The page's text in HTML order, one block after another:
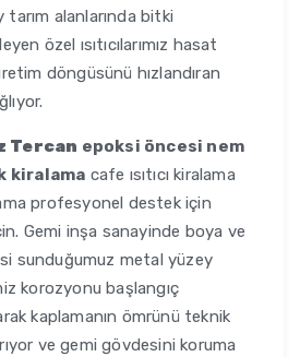
alanlarında bitki
özel ısıtıcılarımız hasat
döngüsünü hızlandıran
Tercan epoksi öncesi nem
kiralama cafe ısıtıcı kiralama
profesyonel destek için
Gemi inşa sanayinde boya ve
sunduğumuz metal yüzey
korozyonu başlangıç
kaplamanın ömrünü teknik
ve gemi gövdesini koruma